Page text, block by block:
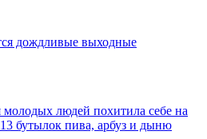
дождливые выходные
людей похитила себе на
бутылок пива, арбуз и дыню